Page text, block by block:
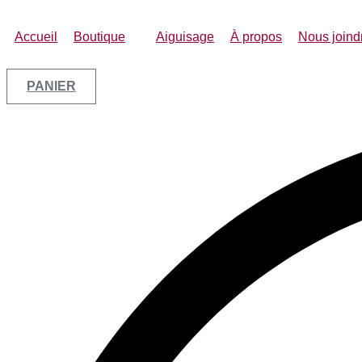
Accueil Boutique Aiguisage À propos Nous
PANIER